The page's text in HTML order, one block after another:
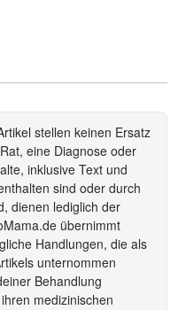
stellen keinen Ersatz
eine Diagnose oder
inklusive Text und
sind oder durch
dienen lediglich der
übernimmt
Handlungen, die als
unternommen
Behandlung
medizinischen